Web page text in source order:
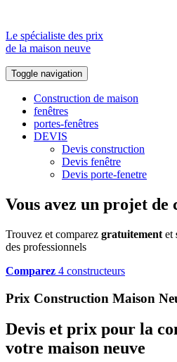
Le spécialiste des prix
de la maison neuve
Toggle navigation
Construction de maison
fenêtres
portes-fenêtres
DEVIS
Devis construction
Devis fenêtre
Devis porte-fenetre
Vous avez un projet de
Trouvez et comparez gratuitement et
des professionnels
Comparez 4 constructeurs
Prix Construction Maison
Devis et prix pour la
votre maison neuve